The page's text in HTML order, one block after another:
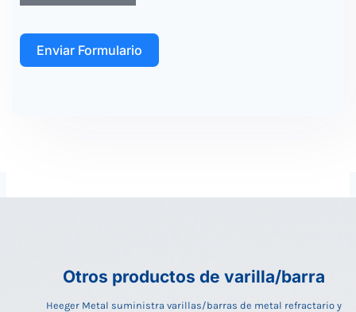
Enviar Formulario
Otros productos de varilla/barra
Heeger Metal suministra varillas/barras de metal refractario y